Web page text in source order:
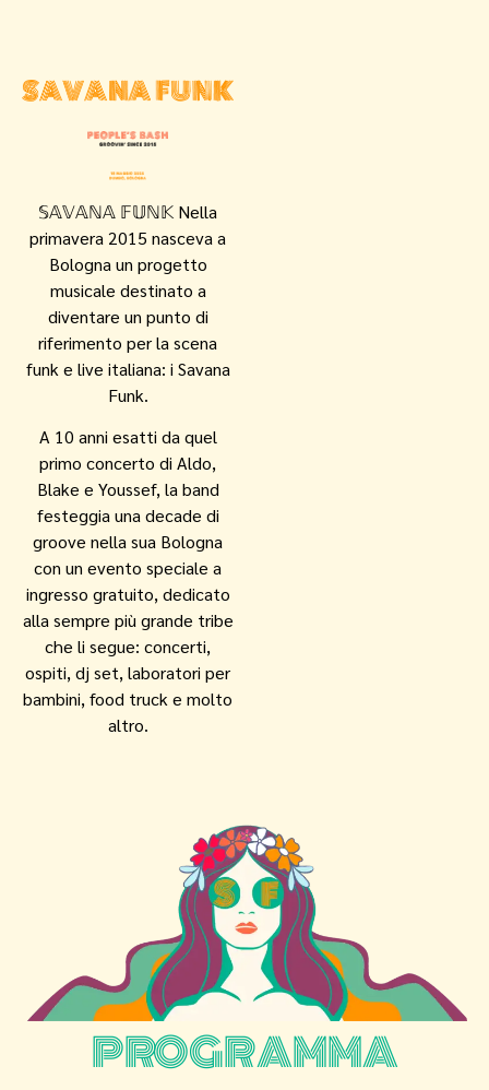
𝕊𝔸𝕍𝔸ℕ𝔸 𝔽𝕌ℕ𝕂 Nella
primavera 2015 nasceva a
Bologna un progetto
musicale destinato a
diventare un punto di
riferimento per la scena
funk e live italiana: i Savana
Funk.
A 10 anni esatti da quel
primo concerto di Aldo,
Blake e Youssef, la band
festeggia una decade di
groove nella sua Bologna
con un evento speciale a
ingresso gratuito, dedicato
alla sempre più grande tribe
che li segue: concerti,
ospiti, dj set, laboratori per
bambini, food truck e molto
altro.
PROGRAMMA